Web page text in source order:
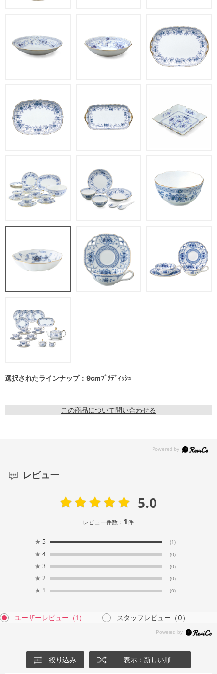
選択されたラインナップ：9cmﾌﾟﾁﾃﾞｨｯｼｭ
この商品について問い合わせる
レビュー
5.0
レビュー件数： 1件
★ 5 (1)
★ 4 (0)
★ 3 (0)
★ 2 (0)
★ 1 (0)
ユーザーレビュー （1） スタッフレビュー （0）
絞り込み 表示：新しい順